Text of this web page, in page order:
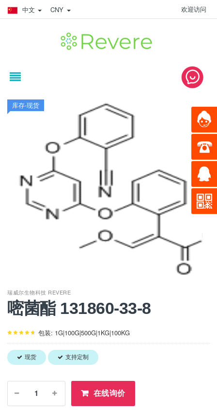
中文 CNY 欢迎访问
库存-现货
瑞威尔生物科技 REVERE
嘧菌酯 131860-33-8
包装: 1G|100G|500G|1KG|100KG
现货 支持定制
在线询价